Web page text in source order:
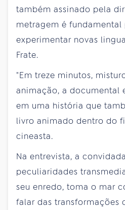
também assinado pela
metragem é fundamental
experimentar novas
Frate.
"Em treze minutos,
animação, a documental
em uma história que
livro animado dentro do
cineasta.
Na entrevista, a
peculiaridades
seu enredo, toma o mar
falar das transformações